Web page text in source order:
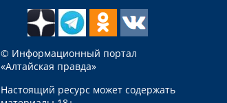
© Информационный портал
«Алтайская правда»
Настоящий ресурс может содержать